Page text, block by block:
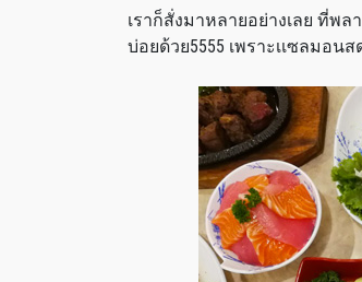
เราก็สั่งมาหลายอย่างเลย ที่พ
บ่อยด้วย5555 เพราะเเซลมอ